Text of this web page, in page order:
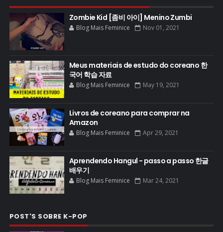
Zombie Kid [좀비 아이] Menino Zumbi
Blog Mais Feminice Nov 01, 2021
Meus materiais de estudo do coreano 한
국어 학습 자료
Blog Mais Feminice May 19, 2021
Livros de coreano para comprar na
Amazon
Blog Mais Feminice Apr 29, 2021
Aprendendo Hangul - passo a passo 한글
배우기
Blog Mais Feminice Mar 24, 2021
POST'S SOBRE K-POP